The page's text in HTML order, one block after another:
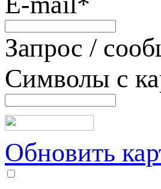
Запрос /
Символы с
Обновить